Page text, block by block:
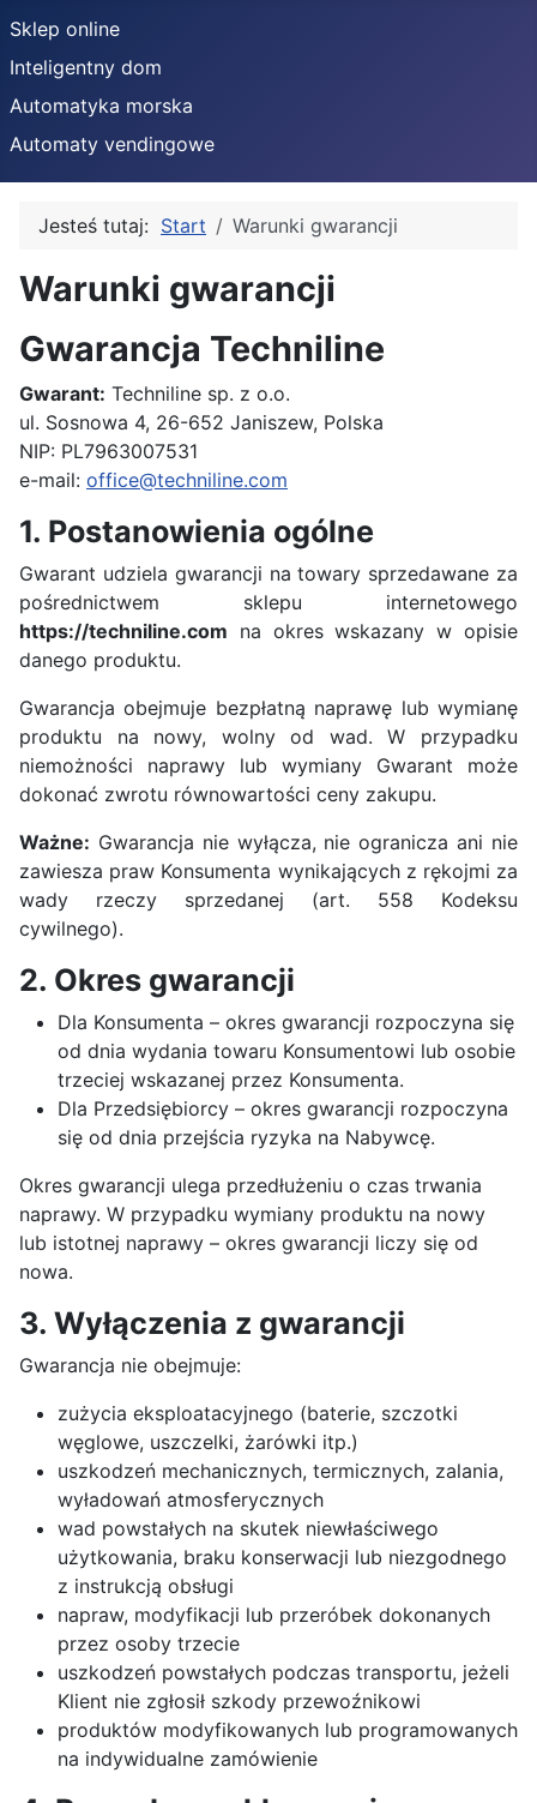
Sklep online
Inteligentny dom
Automatyka morska
Automaty vendingowe
Jesteś tutaj: Start Warunki gwarancji
Warunki gwarancji
Szczegóły
Gwarancja Techniline
Gwarant: Techniline sp. z o.o.
ul. Sosnowa 4, 26-652 Janiszew, Polska
NIP: PL7963007531
e-mail: office@techniline.com
1. Postanowienia ogólne
Gwarant udziela gwarancji na towary sprzedawane za
pośrednictwem sklepu internetowego
https://techniline.com na okres wskazany w opisie
danego produktu.
Gwarancja obejmuje bezpłatną naprawę lub wymianę
produktu na nowy, wolny od wad. W przypadku
niemożności naprawy lub wymiany Gwarant może
dokonać zwrotu równowartości ceny zakupu.
Ważne: Gwarancja nie wyłącza, nie ogranicza ani nie
zawiesza praw Konsumenta wynikających z rękojmi za
wady rzeczy sprzedanej (art. 558 Kodeksu
cywilnego).
2. Okres gwarancji
Dla Konsumenta – okres gwarancji rozpoczyna się
od dnia wydania towaru Konsumentowi lub osobie
trzeciej wskazanej przez Konsumenta.
Dla Przedsiębiorcy – okres gwarancji rozpoczyna
się od dnia przejścia ryzyka na Nabywcę.
Okres gwarancji ulega przedłużeniu o czas trwania
naprawy. W przypadku wymiany produktu na nowy
lub istotnej naprawy – okres gwarancji liczy się od
nowa.
3. Wyłączenia z gwarancji
Gwarancja nie obejmuje:
zużycia eksploatacyjnego (baterie, szczotki
węglowe, uszczelki, żarówki itp.)
uszkodzeń mechanicznych, termicznych, zalania,
wyładowań atmosferycznych
wad powstałych na skutek niewłaściwego
użytkowania, braku konserwacji lub niezgodnego
z instrukcją obsługi
napraw, modyfikacji lub przeróbek dokonanych
przez osoby trzecie
uszkodzeń powstałych podczas transportu, jeżeli
Klient nie zgłosił szkody przewoźnikowi
produktów modyfikowanych lub programowanych
na indywidualne zamówienie